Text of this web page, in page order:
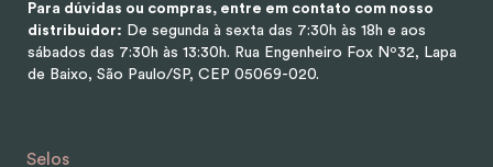
Para dúvidas ou compras, entre em contato com nosso
distribuidor: De segunda à sexta das 7:30h às 18h e aos
sábados das 7:30h às 13:30h. Rua Engenheiro Fox Nº32, Lapa
de Baixo, São Paulo/SP, CEP 05069-020.
Selos